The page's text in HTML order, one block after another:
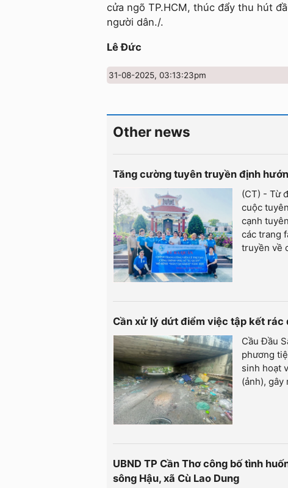
cửa ngõ TP.HCM, thúc đẩy thu hút
người dân./.
Lê Đức
31-08-2025, 03:13:23pm
Other news
Tăng cường tuyên truyền định
(CT) - Từ
cuộc
cạnh
các trang
truyền về
Cần xử lý dứt điểm việc tập kết rác
Cầu Đầu
phương
sinh hoạt
(ảnh),
UBND TP Cần Thơ công bố tình
sông Hậu, xã Cù Lao Dung